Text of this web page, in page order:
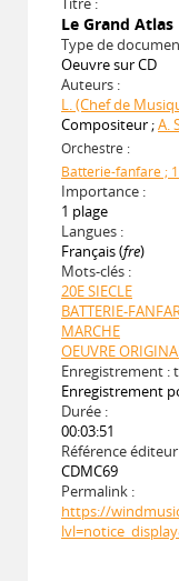
Le Grand Atlas
Type de
Oeuvre sur CD
Auteurs :
L. (Chef de
Compositeur ;A.
Orchestre :
Batterie-fanfare ; 1
Importance :
1 plage
Langues :
Français (fre)
Mots-clés :
20E SIECLE
BATTERIE-
MARCHE
OEUVRE
Enregistrement :
Enregistrement
Durée :
00:03:51
Référence
CDMC69
Permalink :
https://